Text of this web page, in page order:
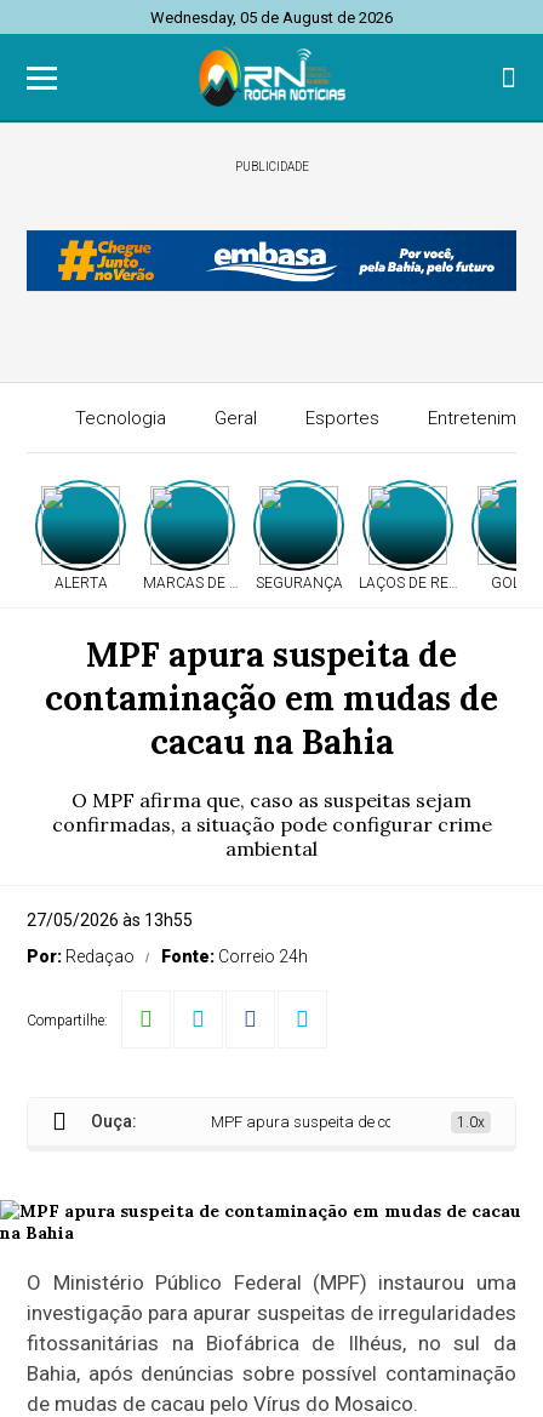
Wednesday, 05 de August de 2026
PUBLICIDADE
Tecnologia Geral Esportes
ALERTA MARCAS DE TIROSSEGURANÇA LAÇOS DE RESPEITO
MPF apura suspeita de
contaminação em mudas de
cacau na Bahia
O MPF afirma que, caso as suspeitas sejam
confirmadas, a situação pode configurar crime
ambiental
27/05/2026 às 13h55
Por: Redaçao Fonte: Correio 24h
Compartilhe:
Ouça: MPF apura suspeita de contaminação em mudas
1.0x
O Ministério Público Federal (MPF) instaurou uma
investigação para apurar suspeitas de irregularidades
fitossanitárias na Biofábrica de Ilhéus, no sul da
Bahia, após denúncias sobre possível contaminação
de mudas de cacau pelo Vírus do Mosaico.